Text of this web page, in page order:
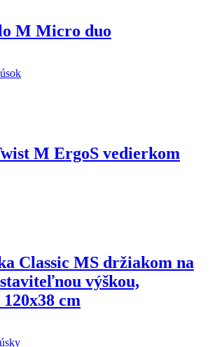
M Micro duo
M ErgoS vedierkom
Classic MS držiakom na
výškou,
cm